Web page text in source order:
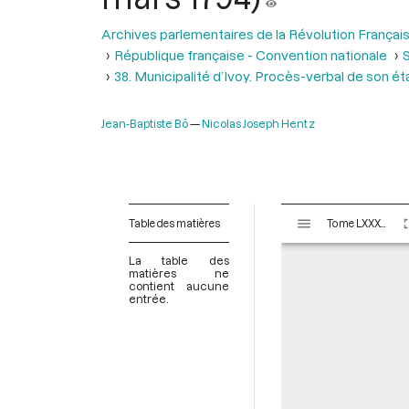
Archives parlementaires de la Révolution
République française - Convention nationale
38. Municipalité d’Ivoy. Procès-verbal de son
Jean-Baptiste Bô Nicolas Joseph Hentz
Table des matières
La table des
matières ne
contient aucune
entrée.
s